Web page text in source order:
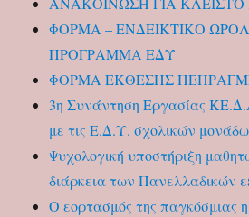
ΦΟΡΜΑ – ΕΝΔΕΙΚΤΙΚΟ
ΠΡΟΓΡΑΜΜΑ ΕΔΥ
ΦΟΡΜΑ ΕΚΘΕΣΗΣ
3η Συνάντηση Εργασίας
με τις Ε.Δ.Υ. σχολικών
Ψυχολογική υποστήριξη
διάρκεια των Πανελλαδικών
Ο εορτασμός της παγκόσμιας